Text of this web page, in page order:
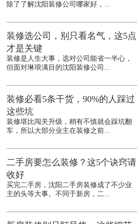
除了了解沈阳装修公司哪家好，...
装修选公司，别只看名气，这5点
才是关键
装修是人生大事，选对公司能省一半心，
但面对琳琅满目的沈阳装修公司...
装修必看5条干货，90%的人踩过
这些坑
装修堪比闯关升级，稍有不慎就会踩坑翻
车，所以大部分业主在装修之前...
二手房要怎么装修？这5个诀窍请
收好
买完二手房，沈阳二手房装修成了不少业
主的头等大事。不同于新房，二...